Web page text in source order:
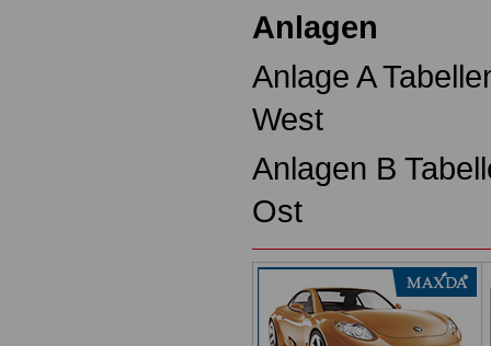
Anlagen
Anlage A
West
Anlagen B
Ost